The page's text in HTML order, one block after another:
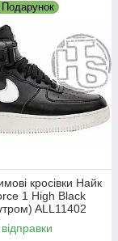
Подарунок
кросівки Найк
1 High Black
ALL11402